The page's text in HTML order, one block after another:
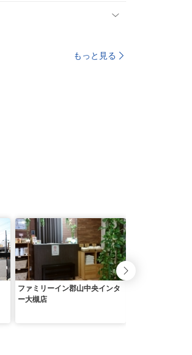
もっと見る
ファミリーイン郡山中央インタ
ー大槻店